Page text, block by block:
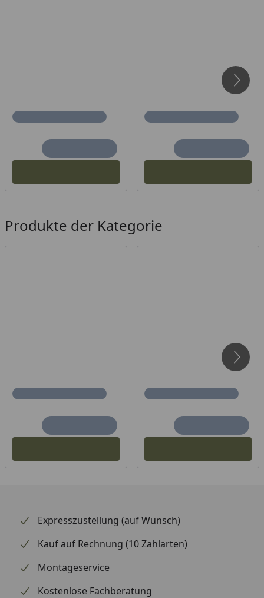
Produkte der Kategorie
Expresszustellung (auf Wunsch)
Kauf auf Rechnung (10 Zahlarten)
Montageservice
Kostenlose Fachberatung